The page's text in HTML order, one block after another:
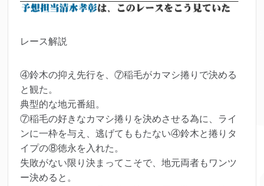
レース解説
④鈴木の抑え先行を、⑦稲毛がカマシ捲りで決める
と観た。
典型的な地元番組。
⑦稲毛の好きなカマシ捲りを決めさせる為に、ライ
ンに一枠を与え、逃げてももたない④鈴木と捲りタ
イプの⑧徳永を入れた。
失敗がない限り決まってこそで、地元両者もワンツ
ー決めると。